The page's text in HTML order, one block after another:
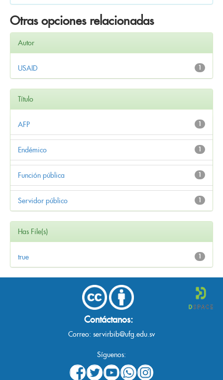
Otras opciones relacionadas
Autor
1
USAID
Título
1
AFP
1
Endémico
1
Función pública
1
Servidor público
Has File(s)
1
true
Contáctanos:
Correo: servirbib@ufg.edu.sv
Síguenos: